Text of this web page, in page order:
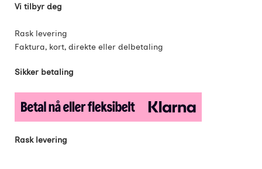
Vi tilbyr deg
Rask levering
Faktura, kort, direkte eller delbetaling
Sikker betaling
Rask levering